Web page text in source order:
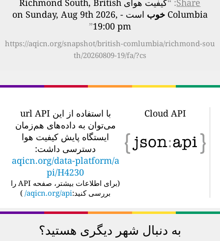
Columbia خوب
است - on Sunday, Aug 9th 2026,
19:00 pm
”
https://aqicn.org/snapshot/british-comlumbia/richmond-sou
th/20260809-19/fa/?cs
Cloud API
با استفاده از این url API
می‌توان به داده‌های هم‌زمان
ایستگاه پایش کیفیت هوا
دسترسی داشت:
aqicn.org/data-platform/a
pi/H4230
برای اطلاعات بیشتر، صفحه API را
بررسی کنید:aqicn.org/api/
)
به دنبال شهر دیگری هستید؟